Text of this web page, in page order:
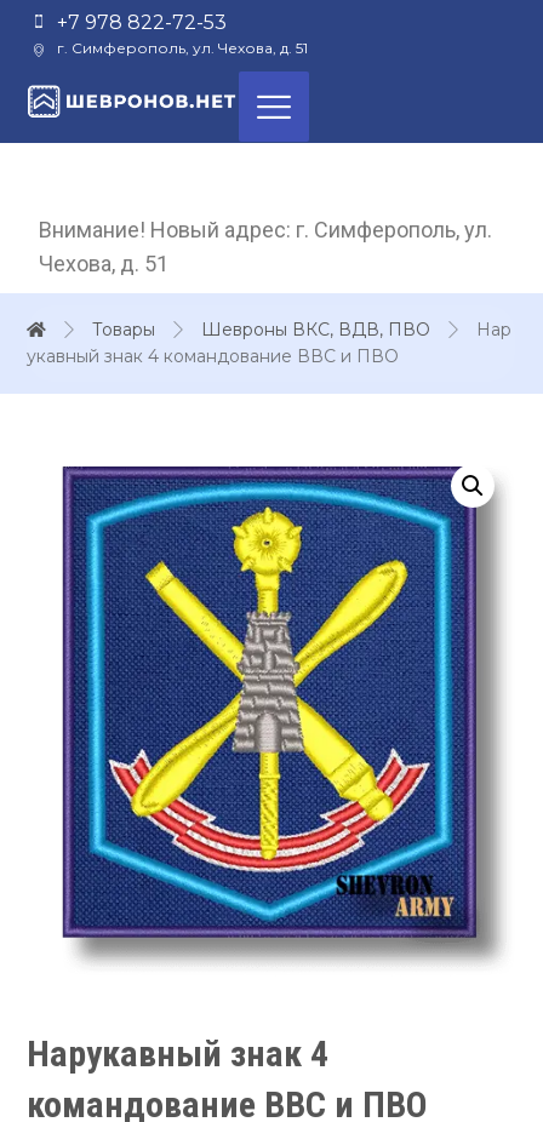
+7 978 822-72-53
г. Симферополь, ул. Чехова, д. 51
Внимание! Новый адрес: г. Симферополь, ул.
Чехова, д. 51
Товары Шевроны ВКС, ВДВ, ПВО
Нар
укавный знак 4 командование ВВС и ПВО
Нарукавный знак 4
командование ВВС и ПВО